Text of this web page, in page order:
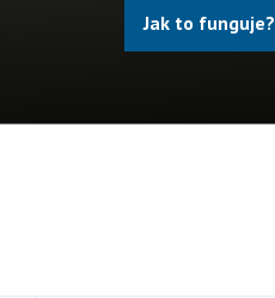
Jak to funguje?